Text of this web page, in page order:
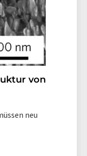
von
neu